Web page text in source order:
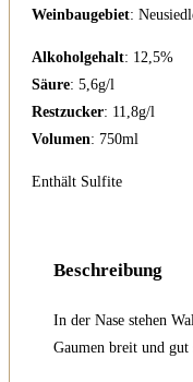
Weinbaugebiet:
Alkoholgehalt: 12,5%
Säure: 5,6g/l
Restzucker: 11,8g/l
Volumen: 750ml
Enthält Sulfite
Beschreibung
In der Nase stehen
Gaumen breit und